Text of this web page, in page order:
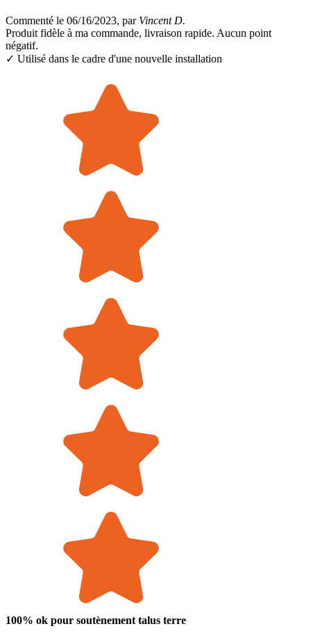
Commenté le 06/16/2023, par Vincent D.
Produit fidèle à ma commande, livraison rapide. Aucun point
négatif.
✓ Utilisé dans le cadre d'une nouvelle installation
100% ok pour soutènement talus terre